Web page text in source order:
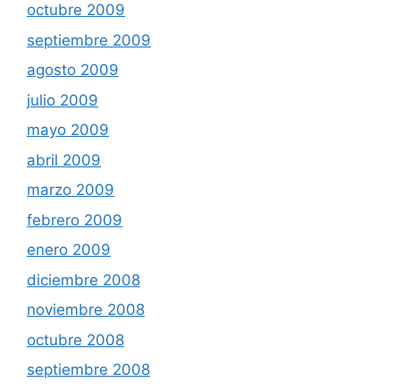
octubre 2009
septiembre 2009
agosto 2009
julio 2009
mayo 2009
abril 2009
marzo 2009
febrero 2009
enero 2009
diciembre 2008
noviembre 2008
octubre 2008
septiembre 2008